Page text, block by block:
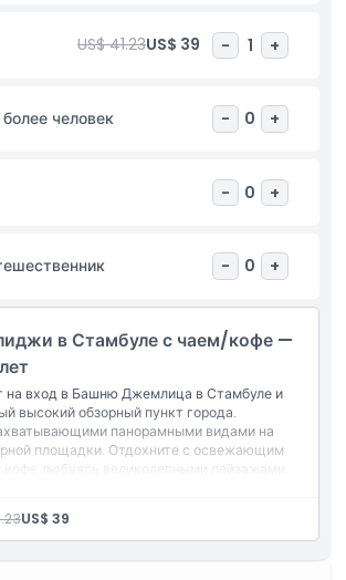
района Левент. Тут много
на выбор. Начните день с традиционного
из лучших видов в Стамбуле. Башня
детей и взрослых
US$ 41.23US$ 39 - 1 +
человек - 0 +
- 0 +
- 0 +
в Стамбуле с чаем/кофе —
на вход в Башню Джемлица в Стамбуле и
высокий обзорный пункт города.
панорамными видами на
площадки. Отдохните с освежающим
кофе, любуясь великолепными пейзажами.
насладиться красотой Стамбула сверху!
Джемлица
US$ 39